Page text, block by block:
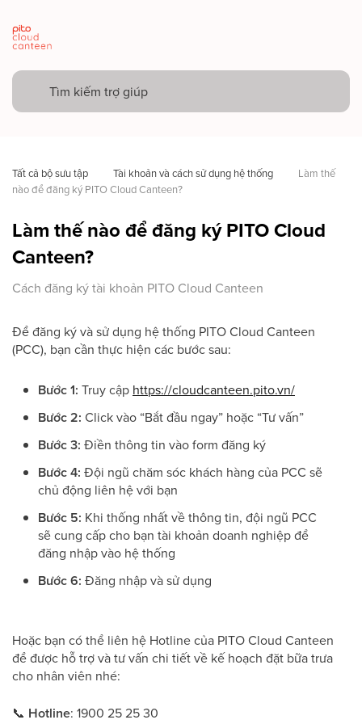
Tất cả bộ sưu tập Tài khoản và cách sử dụng hệ thống
Làm thế
nào để đăng ký PITO Cloud Canteen?
Làm thế nào để đăng ký PITO Cloud
Canteen?
Cách đăng ký tài khoản PITO Cloud Canteen
Để đăng ký và sử dụng hệ thống PITO Cloud Canteen
(PCC), bạn cần thực hiện các bước sau:
Bước 1: Truy cập https://cloudcanteen.pito.vn/
Bước 2: Click vào “Bắt đầu ngay” hoặc “Tư vấn”
Bước 3: Điền thông tin vào form đăng ký
Bước 4: Đội ngũ chăm sóc khách hàng của PCC sẽ
chủ động liên hệ với bạn
Bước 5: Khi thống nhất về thông tin, đội ngũ PCC
sẽ cung cấp cho bạn tài khoản doanh nghiệp để
đăng nhập vào hệ thống
Bước 6: Đăng nhập và sử dụng
Hoặc bạn có thể liên hệ Hotline của PITO Cloud Canteen
để được hỗ trợ và tư vấn chi tiết về kế hoạch đặt bữa trưa
cho nhân viên nhé:
📞 Hotline: 1900 25 25 30